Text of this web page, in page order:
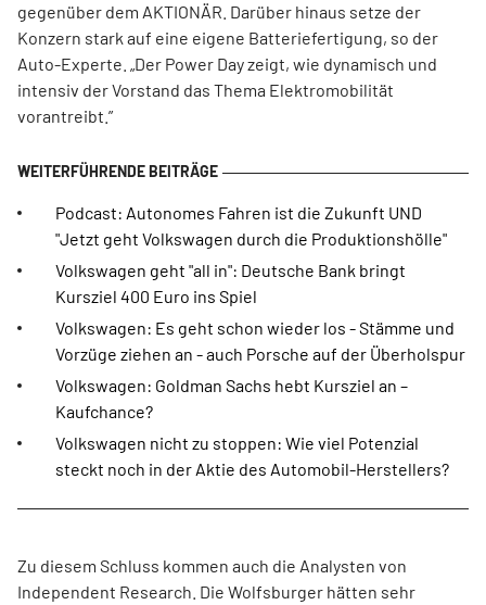
gegenüber dem AKTIONÄR. Darüber hinaus setze der
Konzern stark auf eine eigene Batteriefertigung, so der
Auto-Experte. „Der Power Day zeigt, wie dynamisch und
intensiv der Vorstand das Thema Elektromobilität
vorantreibt.”
Podcast: Autonomes Fahren ist die Zukunft UND
"Jetzt geht Volkswagen durch die Produktionshölle"
Volkswagen geht "all in": Deutsche Bank bringt
Kursziel 400 Euro ins Spiel
Volkswagen: Es geht schon wieder los - Stämme und
Vorzüge ziehen an - auch Porsche auf der Überholspur
Volkswagen: Goldman Sachs hebt Kursziel an –
Kaufchance?
Volkswagen nicht zu stoppen: Wie viel Potenzial
steckt noch in der Aktie des Automobil-Herstellers?
Zu diesem Schluss kommen auch die Analysten von
Independent Research. Die Wolfsburger hätten sehr